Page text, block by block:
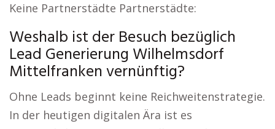
Keine Partnerstädte Partnerstädte:
Weshalb ist der Besuch bezüglich
Lead Generierung Wilhelmsdorf
Mittelfranken vernünftig?
Ohne Leads beginnt keine Reichweitenstrategie.
In der heutigen digitalen Ära ist es